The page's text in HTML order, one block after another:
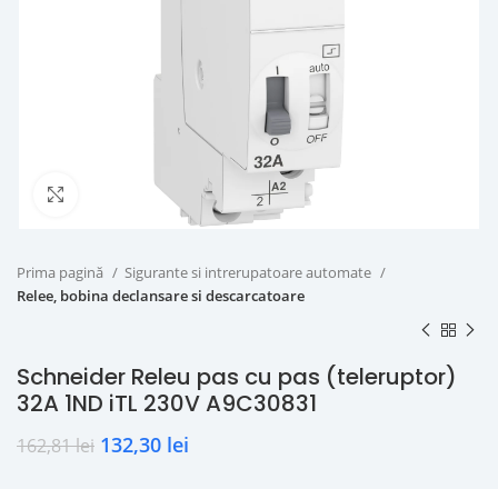
Click to enlarge
Prima pagină
Sigurante si intrerupatoare automate
Relee, bobina declansare si descarcatoare
Schneider Releu pas cu pas (teleruptor)
32A 1ND iTL 230V A9C30831
162,81lei 132,30 lei